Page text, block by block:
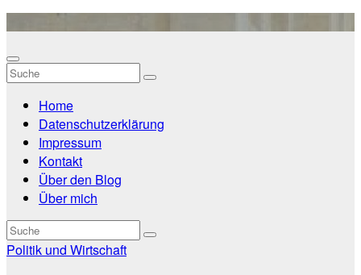
springen
Home
Datenschutzerklärung
Impressum
Kontakt
Über den Blog
Über mich
Politik und Wirtschaft